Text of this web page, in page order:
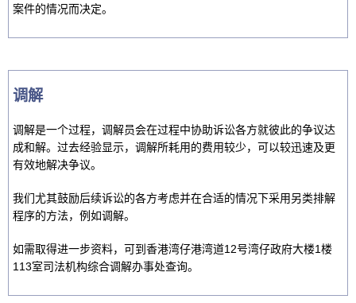
案件的情况而决定。
调解
调解是一个过程，调解员会在过程中协助诉讼各方就彼此的争议达
成和解。过去经验显示，调解所耗用的费用较少，可以较迅速及更
有效地解决争议。
我们尤其鼓励后续诉讼的各方考虑并在合适的情况下采用另类排解
程序的方法，例如调解。
如需取得进一步资料，可到香港湾仔港湾道12号湾仔政府大楼1楼
113室司法机构综合调解办事处查询。